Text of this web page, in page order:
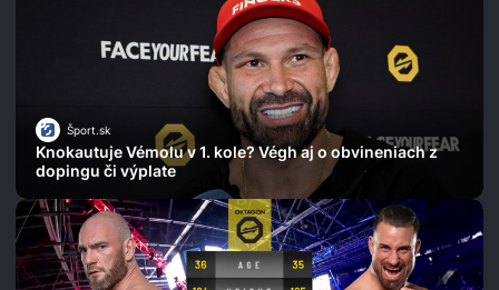
Šport.sk
Knokautuje Vémolu v 1. kole? Végh aj o obvineniach z
dopingu či výplate